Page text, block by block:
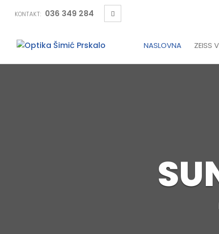
KONTAKT: 036 349 284
NASLOVNA ZEISS